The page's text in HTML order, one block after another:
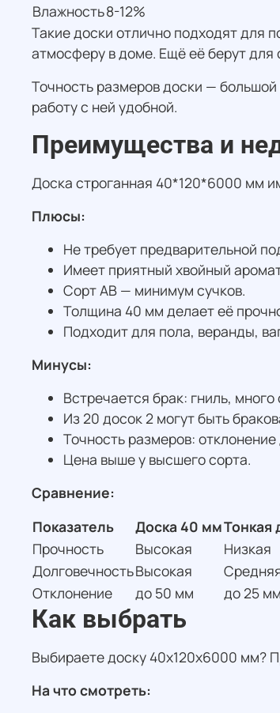
Влажность8-12%
Такие доски отлично подходят для
атмосферу в доме. Ещё её берут для
Точность размеров доски —
работу с ней удобной.
Преимущества и
Доска строганная 40*120*6000 мм
Плюсы:
Не требует предварительной
Имеет приятный хвойный
Сорт АВ — минимум сучков.
Толщина 40 мм делает её
Подходит для пола, веранды,
Минусы:
Встречается брак: гниль, много
Из 20 досок 2 могут быть
Точность размеров:
Цена выше у высшего сорта.
Сравнение:
Показатель
Доска 40 ммТонкая
Прочность
Высокая
Низкая
ДолговечностьВысокая
Отклонение
до 50 мм до 25 мм
Как выбрать
Выбираете доску 40х120х6000 мм?
На что смотреть: